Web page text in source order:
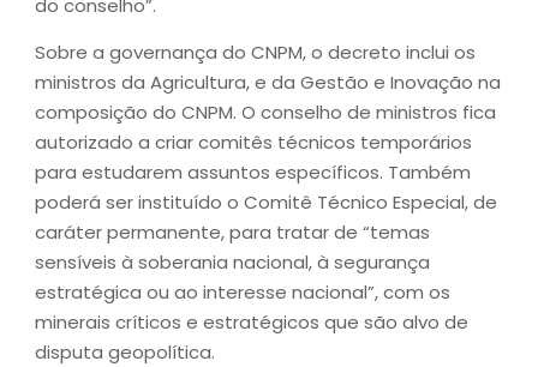
do conselho”.
Sobre a governança do CNPM, o decreto inclui os
ministros da Agricultura, e da Gestão e Inovação na
composição do CNPM. O conselho de ministros fica
autorizado a criar comitês técnicos temporários
para estudarem assuntos específicos. Também
poderá ser instituído o Comitê Técnico Especial, de
caráter permanente, para tratar de “temas
sensíveis à soberania nacional, à segurança
estratégica ou ao interesse nacional”, com os
minerais críticos e estratégicos que são alvo de
disputa geopolítica.